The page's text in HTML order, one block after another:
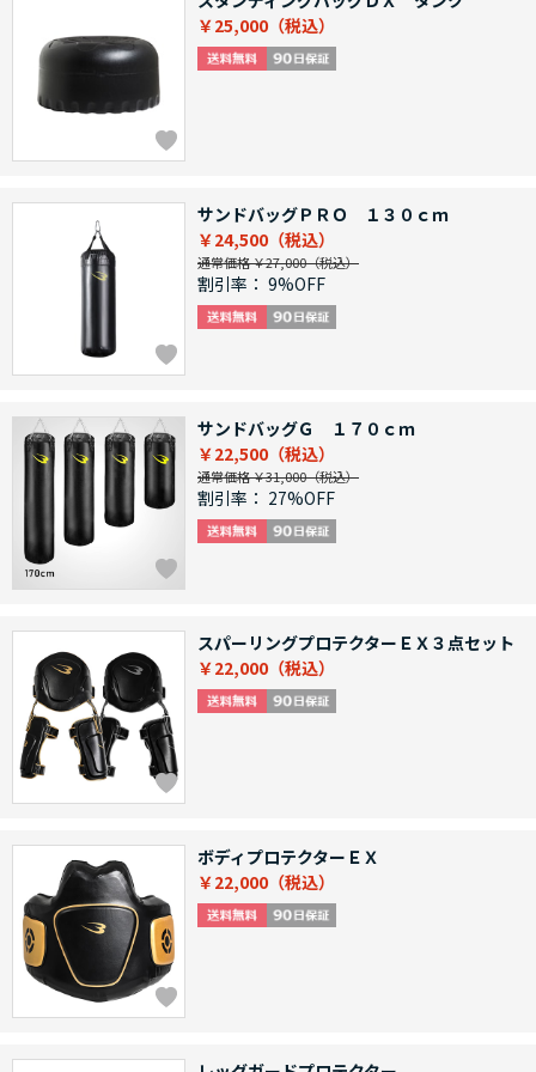
￥25,000
サンドバッグＰＲＯ １３０ｃｍ
￥24,500
通常価格 ￥27,000
割引率： 9%OFF
サンドバッグＧ １７０ｃｍ
￥22,500
通常価格 ￥31,000
割引率： 27%OFF
スパーリングプロテクターＥＸ３点セット
￥22,000
ボディプロテクターＥＸ
￥22,000